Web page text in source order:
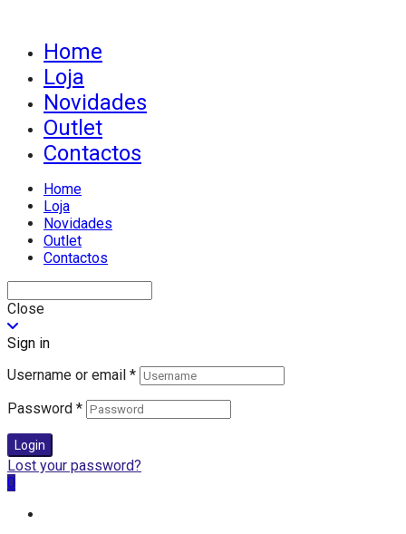
Home
Loja
Novidades
Outlet
Contactos
Home
Loja
Novidades
Outlet
Contactos
Close
Sign in
Username or email *
Password *
Login
Lost your password?
0